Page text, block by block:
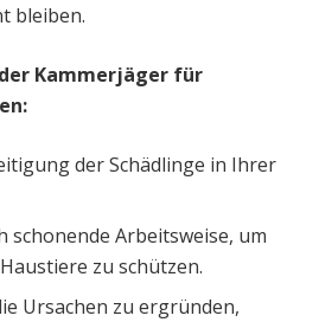
bleiben.
Kammerjäger für
der Schädlinge in Ihrer
schonende Arbeitsweise, um
zu schützen.
Ursachen zu ergründen,